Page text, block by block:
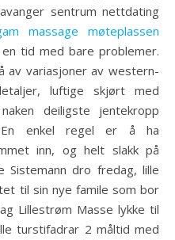
sentrum nettdating
massage møteplassen
tid med bare problemer.
av variasjoner av western-
luftige skjørt med
deiligste jentekropp
En enkel regel er å ha
inn, og helt slakk på
Sistemann dro fredag, lille
til sin nye famile som bor
Lillestrøm Masse lykke til
turstifadrar 2 måltid med